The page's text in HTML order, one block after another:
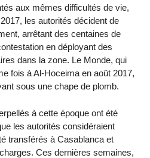
aux mêmes difficultés de vie,
les autorités décident de
arrêtant des centaines de
en déployant des
dans la zone. Le Monde, qui
fois à Al-Hoceima en août 2017,
sous une chape de plomb.
à cette époque ont été
les autorités considéraient
transférés à Casablanca et
Ces dernières semaines,